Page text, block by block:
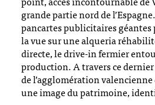
grande partie nord de
pancartes publicitaires
la vue sur une alqueria
directe, le drive-in fermier
production. A travers ce dernier
de l’agglomération
une image du patrimoine,